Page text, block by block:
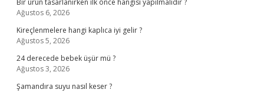
Bir ürün tasarlanırken ilk önce hangisi yapılmalıdır ?
Ağustos 6, 2026
Kireçlenmelere hangi kaplıca iyi gelir ?
Ağustos 5, 2026
24 derecede bebek üşür mü ?
Ağustos 3, 2026
Şamandıra suyu nasıl keser ?